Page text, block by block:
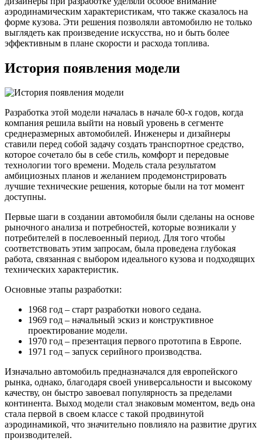
аэродинамическим характеристикам, что также сказалось на
форме кузова. Эти решения позволяли автомобилю не только
выглядеть как произведение искусства, но и быть более
эффективным в плане скорости и расхода топлива.
История появления модели
Разработка этой модели началась в начале 60-х годов, когда
компания решила выйти на новый уровень в сегменте
среднеразмерных автомобилей. Инженеры и дизайнеры
ставили перед собой задачу создать транспортное средство,
которое сочетало бы в себе стиль, комфорт и передовые
технологии того времени. Модель стала результатом
амбициозных планов и желанием продемонстрировать
лучшие технические решения, которые были на тот момент
доступны.
Первые шаги в создании автомобиля были сделаны на основе
рыночного анализа и потребностей, которые возникали у
потребителей в послевоенный период. Для того чтобы
соответствовать этим запросам, была проведена глубокая
работа, связанная с выбором идеального кузова и подходящих
технических характеристик.
Основные этапы разработки:
1968 год – старт разработки нового седана.
1969 год – начальный эскиз и конструктивное
проектирование модели.
1970 год – презентация первого прототипа в Европе.
1971 год – запуск серийного производства.
Изначально автомобиль предназначался для европейского
рынка, однако, благодаря своей универсальности и высокому
качеству, он быстро завоевал популярность за пределами
континента. Выход модели стал знаковым моментом, ведь она
стала первой в своем классе с такой продвинутой
аэродинамикой, что значительно повлияло на развитие других
производителей.